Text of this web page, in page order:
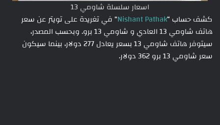
اسعار سلسلة شاومي 13
كشف حساب “Nishant Pathak” في تغريدة على تويتر عن سعر
هاتف شاومي 13 العادي و شاومي 13 برو. وبحسب المصدر،
سيتوفر هاتف شاومي 13 بسعر يعادل 277 دولار، بينما سيكون
سعر شاومي 13 برو 362 دولار.